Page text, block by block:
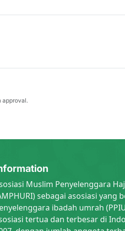
approval.
Muslim Penyelenggara
sebagai asosiasi
ibadah umrah
tertua dan terbesar di